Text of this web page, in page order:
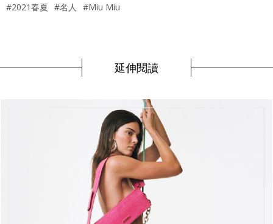
#2021春夏 #名人 #Miu Miu
延伸閱讀